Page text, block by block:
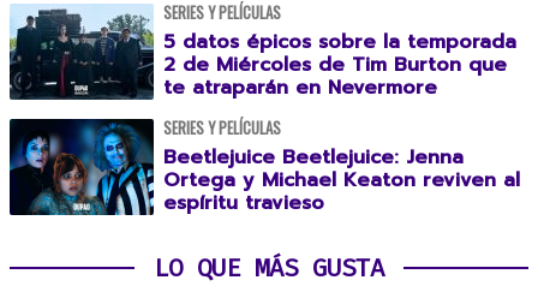
SERIES Y PELÍCULAS
5 datos épicos sobre la temporada
2 de Miércoles de Tim Burton que
te atraparán en Nevermore
SERIES Y PELÍCULAS
Beetlejuice Beetlejuice: Jenna
Ortega y Michael Keaton reviven al
espíritu travieso
LO QUE MÁS GUSTA